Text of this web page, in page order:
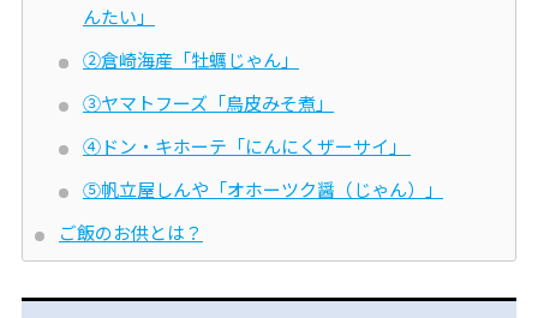
んたい」
②倉崎海産「牡蠣じゃん」
③ヤマトフーズ「鳥皮みそ煮」
④ドン・キホーテ「にんにくザーサイ」
⑤帆立屋しんや「オホーツク醤（じゃん）」
ご飯のお供とは？